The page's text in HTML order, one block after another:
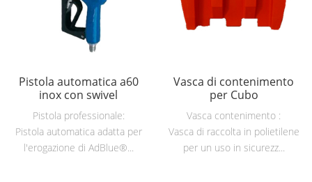
Pistola automatica a60
inox con swivel
Pistola professionale:
Pistola automatica adatta per
l'erogazione di AdBlue®...
Vasca di contenimento
per Cubo
Vasca contenimento :
Vasca di raccolta in polietilene
per un uso in sicurezz...